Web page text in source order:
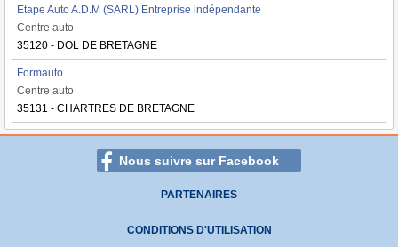
Etape Auto A.D.M (SARL) Entreprise indépendante
Centre auto
35120 - DOL DE BRETAGNE
Formauto
Centre auto
35131 - CHARTRES DE BRETAGNE
Nous suivre sur Facebook
PARTENAIRES
CONDITIONS D'UTILISATION